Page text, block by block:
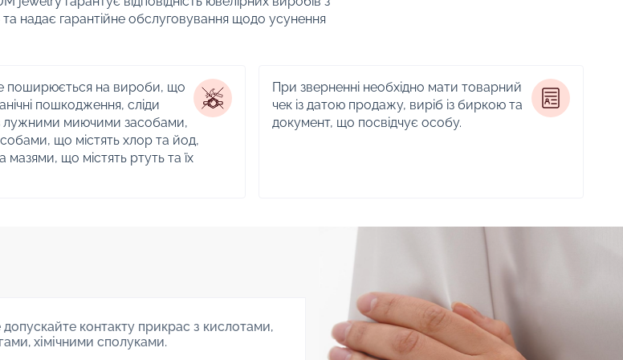
надає гарантійне обслуговування щодо усунення
поширюється на вироби, що
пошкодження, сліди
з лужними миючими засобами,
що містять хлор та йод,
мазями, що містять ртуть та їх
При зверненні необхідно мати товарний
чек із датою продажу, виріб із биркою та
документ, що посвідчує особу.
допускайте контакту прикрас з кислотами,
хімічними сполуками.